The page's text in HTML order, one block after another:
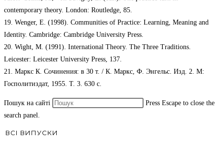
contemporary theory. London: Routledge, 85.
19. Wenger, E. (1998). Communities of Practice: Learning, Meaning and
Identity. Cambridge: Cambridge University Press.
20. Wight, M. (1991). International Theory. The Three Traditions.
Leicester: Leicester University Press, 137.
21. Маркс К. Сочинения: в 30 т. / К. Маркс, Ф. Энгельс. Изд. 2. М:
Госполитиздат, 1955. Т. 3. 630 с.
Пошук на сайті
Press Escape to close the
search panel.
ВСІ ВИПУСКИ